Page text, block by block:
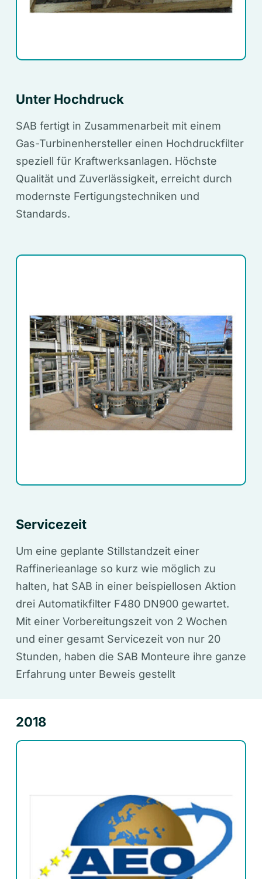
Unter Hochdruck
SAB fertigt in Zusammenarbeit mit einem
Gas-Turbinenhersteller einen Hochdruckfilter
speziell für Kraftwerksanlagen. Höchste
Qualität und Zuverlässigkeit, erreicht durch
modernste Fertigungstechniken und
Standards.
Servicezeit
Um eine geplante Stillstandzeit einer
Raffinerieanlage so kurz wie möglich zu
halten, hat SAB in einer beispiellosen Aktion
drei Automatikfilter F480 DN900 gewartet.
Mit einer Vorbereitungszeit von 2 Wochen
und einer gesamt Servicezeit von nur 20
Stunden, haben die SAB Monteure ihre ganze
Erfahrung unter Beweis gestellt
2018